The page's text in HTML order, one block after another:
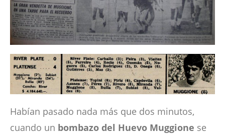
Habían pasado nada más que dos minutos,
cuando un bombazo del Huevo Muggione se